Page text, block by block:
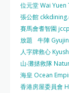
位元堂 Wai Yuen
張公館
賽馬會耆智園
放題
牛陣 Gyujin
人字牌救心
山‧灘拯救隊
海皇 Ocean
香港房屋委員會